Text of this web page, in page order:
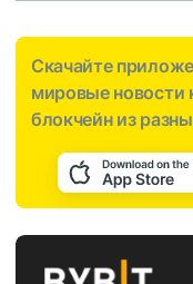
Скачайте
мировые новости
блокчейн из